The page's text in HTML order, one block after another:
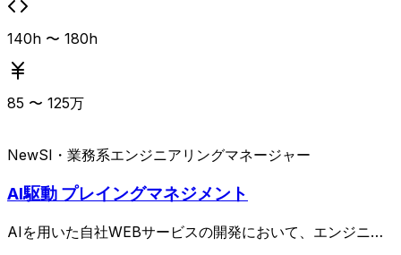
140h 〜 180h
85 〜 125万
NewSI・業務系エンジニアリングマネージャー
AI駆動 プレイングマネジメント
AIを用いた自社WEBサービスの開発において、エンジニア